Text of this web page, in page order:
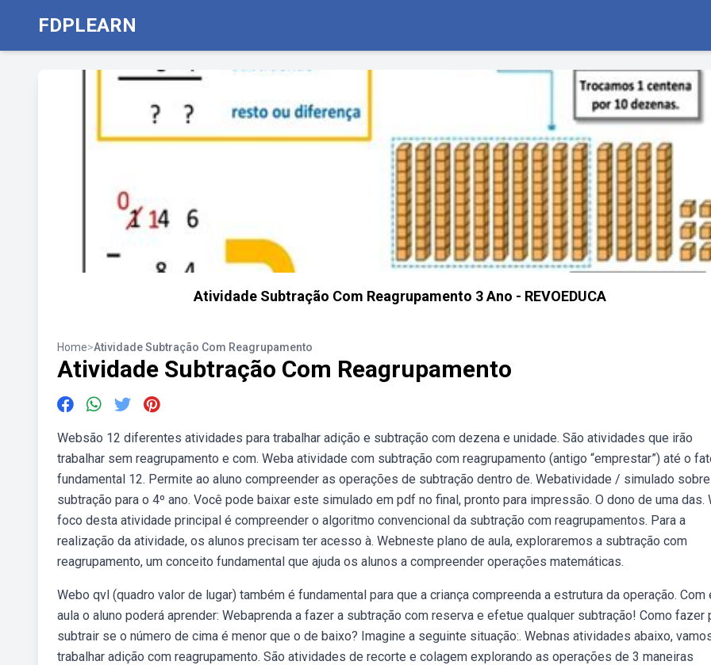
FDPLEARN
Atividade Subtração Com Reagrupamento 3 Ano - REVOEDUCA
Home>Atividade Subtração Com Reagrupamento
Atividade Subtração Com Reagrupamento
Websão 12 diferentes atividades para trabalhar adição e subtração com dezena e unidade. São atividades que irão
trabalhar sem reagrupamento e com. Weba atividade com subtração com reagrupamento (antigo “emprestar”) até o
fundamental 12. Permite ao aluno compreender as operações de subtração dentro de. Webatividade / simulado sobre
subtração para o 4º ano. Você pode baixar este simulado em pdf no final, pronto para impressão. O dono de uma das.
foco desta atividade principal é compreender o algoritmo convencional da subtração com reagrupamentos. Para a
realização da atividade, os alunos precisam ter acesso à. Webneste plano de aula, exploraremos a subtração com
reagrupamento, um conceito fundamental que ajuda os alunos a compreender operações matemáticas.
Webo qvl (quadro valor de lugar) também é fundamental para que a criança compreenda a estrutura da operação. Com
aula o aluno poderá aprender: Webaprenda a fazer a subtração com reserva e efetue qualquer subtração! Como fazer
subtrair se o número de cima é menor que o de baixo? Imagine a seguinte situação:. Webnas atividades abaixo,
trabalhar adição com reagrupamento. São atividades de recorte e colagem explorando as operações de 3 maneiras